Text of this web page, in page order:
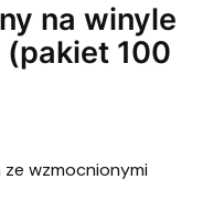
na winyle
100
ze wzmocnionymi